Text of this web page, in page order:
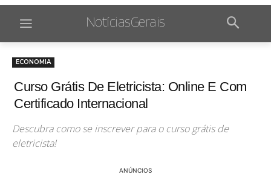
NotíciasGerais
ECONOMIA
Curso Grátis De Eletricista: Online E Com
Certificado Internacional
Descubra como se inscrever para o curso grátis de
eletricista!
ANÚNCIOS